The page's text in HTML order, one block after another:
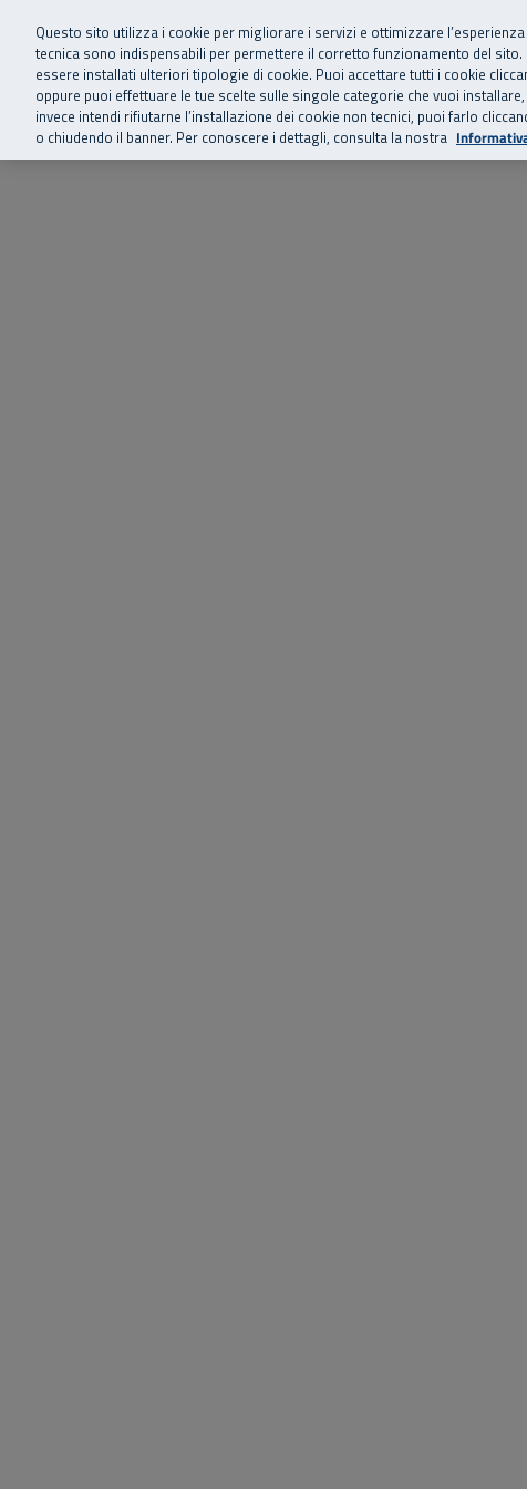
Vai al menu principale
Vai al contenuto principale
Vai al Footer
SuperAbile - il Contact Center Inail per il mondo della disabilità
Home Chi siamo Storie, news ed
Questo sito utilizza i cookie per migliorare i servizi e ottimizzare
tecnica sono indispensabili per permettere il corretto funzionamento del
essere installati ulteriori tipologie di cookie. Puoi accettare tutti i cookie
oppure puoi effettuare le tue scelte sulle singole categorie che vuoi installare,
invece intendi rifiutarne l’installazione dei cookie non tecnici, puoi farlo
o chiudendo il banner. Per conoscere i dettagli, consulta la nostra